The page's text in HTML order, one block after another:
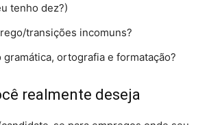
tenho dez?)
transições incomuns?
ortografia e formatação?
realmente deseja